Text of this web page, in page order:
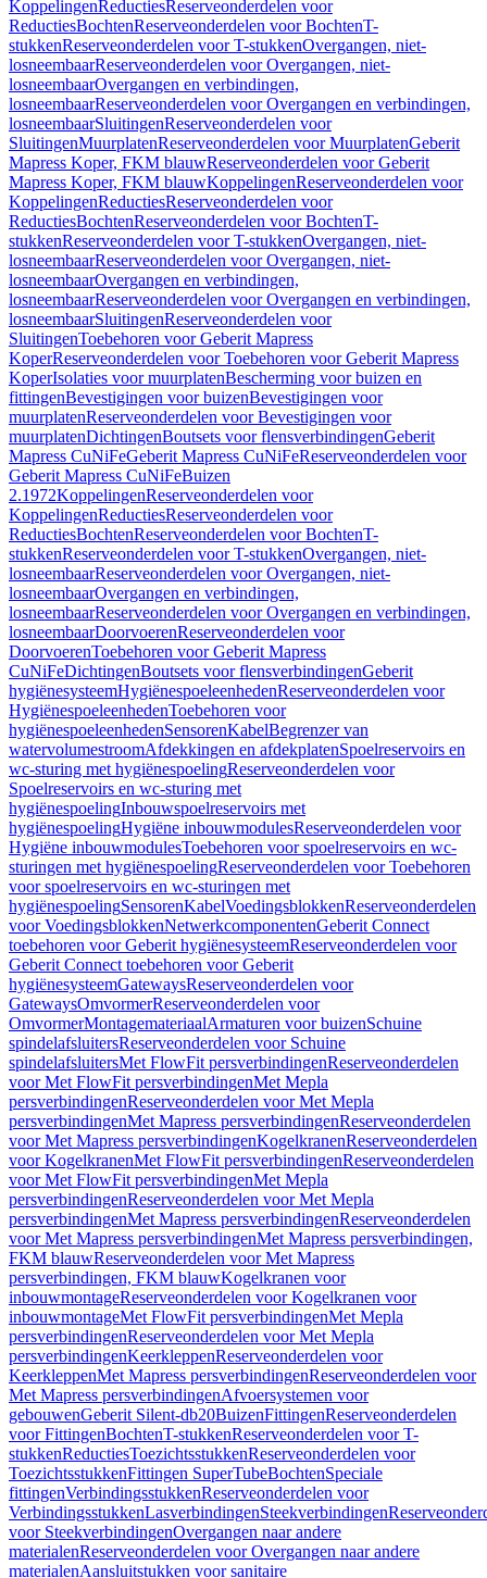
KoppelingenReductiesReserveonderdelen voor
ReductiesBochtenReserveonderdelen voor BochtenT-
stukkenReserveonderdelen voor T-stukkenOvergangen, niet-
losneembaarReserveonderdelen voor Overgangen, niet-
losneembaarOvergangen en verbindingen,
losneembaarReserveonderdelen voor Overgangen en verbindingen,
losneembaarSluitingenReserveonderdelen voor
SluitingenMuurplatenReserveonderdelen voor MuurplatenGeberit
Mapress Koper, FKM blauwReserveonderdelen voor Geberit
Mapress Koper, FKM blauwKoppelingenReserveonderdelen voor
KoppelingenReductiesReserveonderdelen voor
ReductiesBochtenReserveonderdelen voor BochtenT-
stukkenReserveonderdelen voor T-stukkenOvergangen, niet-
losneembaarReserveonderdelen voor Overgangen, niet-
losneembaarOvergangen en verbindingen,
losneembaarReserveonderdelen voor Overgangen en verbindingen,
losneembaarSluitingenReserveonderdelen voor
SluitingenToebehoren voor Geberit Mapress
KoperReserveonderdelen voor Toebehoren voor Geberit Mapress
KoperIsolaties voor muurplatenBescherming voor buizen en
fittingenBevestigingen voor buizenBevestigingen voor
muurplatenReserveonderdelen voor Bevestigingen voor
muurplatenDichtingenBoutsets voor flensverbindingenGeberit
Mapress CuNiFeGeberit Mapress CuNiFeReserveonderdelen voor
Geberit Mapress CuNiFeBuizen
2.1972KoppelingenReserveonderdelen voor
KoppelingenReductiesReserveonderdelen voor
ReductiesBochtenReserveonderdelen voor BochtenT-
stukkenReserveonderdelen voor T-stukkenOvergangen, niet-
losneembaarReserveonderdelen voor Overgangen, niet-
losneembaarOvergangen en verbindingen,
losneembaarReserveonderdelen voor Overgangen en verbindingen,
losneembaarDoorvoerenReserveonderdelen voor
DoorvoerenToebehoren voor Geberit Mapress
CuNiFeDichtingenBoutsets voor flensverbindingenGeberit
hygiënesysteemHygiënespoeleenhedenReserveonderdelen voor
HygiënespoeleenhedenToebehoren voor
hygiënespoeleenhedenSensorenKabelBegrenzer van
watervolumestroomAfdekkingen en afdekplatenSpoelreservoirs en
wc-sturing met hygiënespoelingReserveonderdelen voor
Spoelreservoirs en wc-sturing met
hygiënespoelingInbouwspoelreservoirs met
hygiënespoelingHygiëne inbouwmodulesReserveonderdelen voor
Hygiëne inbouwmodulesToebehoren voor spoelreservoirs en wc-
sturingen met hygiënespoelingReserveonderdelen voor Toebehoren
voor spoelreservoirs en wc-sturingen met
hygiënespoelingSensorenKabelVoedingsblokkenReserveonderdelen
voor VoedingsblokkenNetwerkcomponentenGeberit Connect
toebehoren voor Geberit hygiënesysteemReserveonderdelen voor
Geberit Connect toebehoren voor Geberit
hygiënesysteemGatewaysReserveonderdelen voor
GatewaysOmvormerReserveonderdelen voor
OmvormerMontagemateriaalArmaturen voor buizenSchuine
spindelafsluitersReserveonderdelen voor Schuine
spindelafsluitersMet FlowFit persverbindingenReserveonderdelen
voor Met FlowFit persverbindingenMet Mepla
persverbindingenReserveonderdelen voor Met Mepla
persverbindingenMet Mapress persverbindingenReserveonderdelen
voor Met Mapress persverbindingenKogelkranenReserveonderdelen
voor KogelkranenMet FlowFit persverbindingenReserveonderdelen
voor Met FlowFit persverbindingenMet Mepla
persverbindingenReserveonderdelen voor Met Mepla
persverbindingenMet Mapress persverbindingenReserveonderdelen
voor Met Mapress persverbindingenMet Mapress persverbindingen,
FKM blauwReserveonderdelen voor Met Mapress
persverbindingen, FKM blauwKogelkranen voor
inbouwmontageReserveonderdelen voor Kogelkranen voor
inbouwmontageMet FlowFit persverbindingenMet Mepla
persverbindingenReserveonderdelen voor Met Mepla
persverbindingenKeerkleppenReserveonderdelen voor
KeerkleppenMet Mapress persverbindingenReserveonderdelen voor
Met Mapress persverbindingenAfvoersystemen voor
gebouwenGeberit Silent-db20BuizenFittingenReserveonderdelen
voor FittingenBochtenT-stukkenReserveonderdelen voor T-
stukkenReductiesToezichtsstukkenReserveonderdelen voor
ToezichtsstukkenFittingen SuperTubeBochtenSpeciale
fittingenVerbindingsstukkenReserveonderdelen voor
VerbindingsstukkenLasverbindingenSteekverbindingen
voor SteekverbindingenOvergangen naar andere
materialenReserveonderdelen voor Overgangen naar andere
materialenAansluitstukken voor sanitaire